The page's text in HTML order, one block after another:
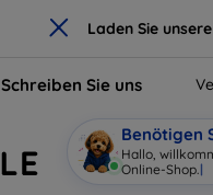
× Laden Sie
Schreiben Sie uns
Benötigen
Hallo,
Online-Shop. |